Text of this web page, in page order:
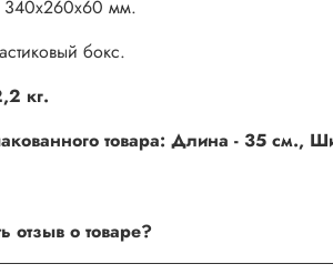
340х260х60 мм.
бокс.
кг.
товара: Длина - 35 см.,